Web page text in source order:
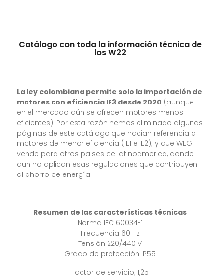
Catálogo con toda la información técnica de
los W22
La ley colombiana permite solo la importación de
motores con eficiencia IE3 desde 2020 (aunque
en el mercado aún se ofrecen motores menos
eficientes). Por esta razón hemos eliminado algunas
páginas de este catálogo que hacian referencia a
motores de menor eficiencia (IE1 e IE2); y que WEG
vende para otros paises de latinoamerica, donde
aun no aplican esas regulaciones que contribuyen
al ahorro de energía.
Resumen de las características técnicas
Norma IEC 60034-1
Frecuencia 60 Hz
Tensión 220/440 V
Grado de protección IP55
Factor de servicio; 1,25